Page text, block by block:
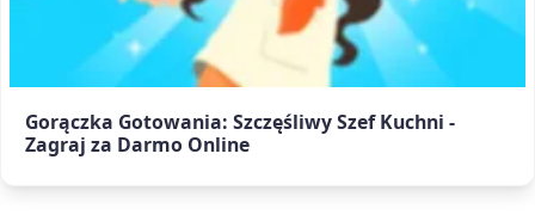
Gorączka Gotowania: Szczęśliwy Szef Kuchni -
Zagraj za Darmo Online